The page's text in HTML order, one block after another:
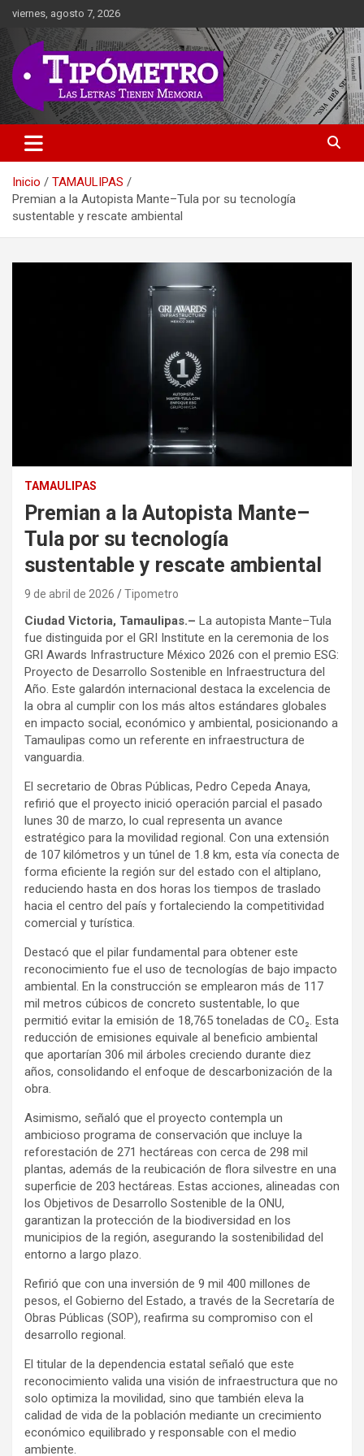
Saltar
contenido
viernes, agosto 7, 2026
Tipometro
Las Letras Tienen Memoria
Inicio
TAMAULIPAS
Premian a la Autopista Mante–Tula por su tecnología
sustentable y rescate ambiental
TAMAULIPAS
Premian a la Autopista Mante–
Tula por su tecnología
sustentable y rescate ambiental
9 de abril de 2026 Tipometro
Ciudad Victoria, Tamaulipas.– La autopista Mante–Tula
fue distinguida por el GRI Institute en la ceremonia de los
GRI Awards Infrastructure México 2026 con el premio ESG:
Proyecto de Desarrollo Sostenible en Infraestructura del
Año. Este galardón internacional destaca la excelencia de
la obra al cumplir con los más altos estándares globales
en impacto social, económico y ambiental, posicionando a
Tamaulipas como un referente en infraestructura de
vanguardia.
El secretario de Obras Públicas, Pedro Cepeda Anaya,
refirió que el proyecto inició operación parcial el pasado
lunes 30 de marzo, lo cual representa un avance
estratégico para la movilidad regional. Con una extensión
de 107 kilómetros y un túnel de 1.8 km, esta vía conecta de
forma eficiente la región sur del estado con el altiplano,
reduciendo hasta en dos horas los tiempos de traslado
hacia el centro del país y fortaleciendo la competitividad
comercial y turística.
Destacó que el pilar fundamental para obtener este
reconocimiento fue el uso de tecnologías de bajo impacto
ambiental. En la construcción se emplearon más de 117
mil metros cúbicos de concreto sustentable, lo que
permitió evitar la emisión de 18,765 toneladas de CO₂. Esta
reducción de emisiones equivale al beneficio ambiental
que aportarían 306 mil árboles creciendo durante diez
años, consolidando el enfoque de descarbonización de la
obra.
Asimismo, señaló que el proyecto contempla un
ambicioso programa de conservación que incluye la
reforestación de 271 hectáreas con cerca de 298 mil
plantas, además de la reubicación de flora silvestre en una
superficie de 203 hectáreas. Estas acciones, alineadas con
los Objetivos de Desarrollo Sostenible de la ONU,
garantizan la protección de la biodiversidad en los
municipios de la región, asegurando la sostenibilidad del
entorno a largo plazo.
Refirió que con una inversión de 9 mil 400 millones de
pesos, el Gobierno del Estado, a través de la Secretaría de
Obras Públicas (SOP), reafirma su compromiso con el
desarrollo regional.
El titular de la dependencia estatal señaló que este
reconocimiento valida una visión de infraestructura que no
solo optimiza la movilidad, sino que también eleva la
calidad de vida de la población mediante un crecimiento
económico equilibrado y responsable con el medio
ambiente.